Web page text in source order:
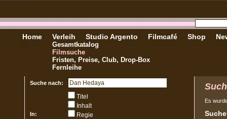
Home Verleih
Gesamtkatalog
Filmsuche
Fristen, Preise, Club, Drop-Box
Fernleihe
Studio Argento Filmcafé Shop
Suche nach:
In:
Titel
Inhalt
Regie
Es